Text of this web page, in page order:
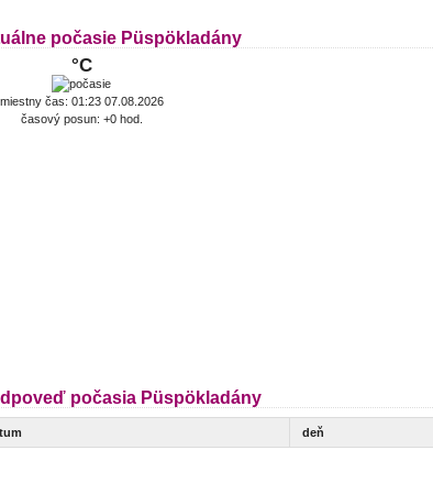
počasie Püspökladány
°C
miestny čas: 01:23 07.08.2026
časový posun: +0 hod.
počasia Püspökladány
deň